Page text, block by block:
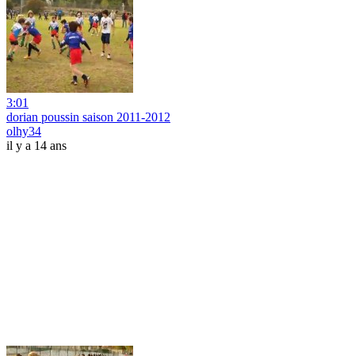
3:01
dorian poussin saison 2011-2012
olhy34
il y a 14 ans